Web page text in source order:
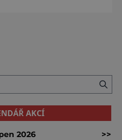
kolem Uherské
AKCÍ
2026
>>